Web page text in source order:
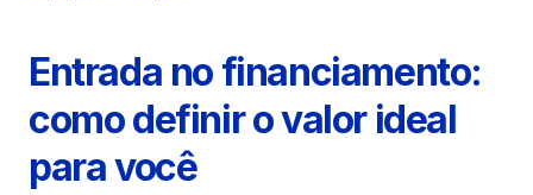
Parceiros BV
Seguros
Entrada no financiamento:
como definir o valor ideal
para você